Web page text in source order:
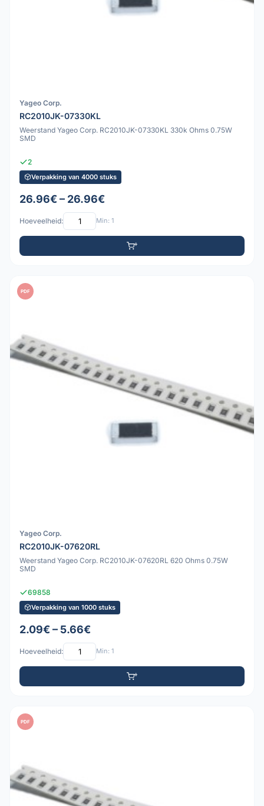
Yageo Corp.
RC2010JK-07330KL
Weerstand Yageo Corp. RC2010JK-07330KL 330k Ohms 0.75W
SMD
2
Verpakking van 4000 stuks
26.96€ – 26.96€
Hoeveelheid: Min: 1
PDF
Yageo Corp.
RC2010JK-07620RL
Weerstand Yageo Corp. RC2010JK-07620RL 620 Ohms 0.75W
SMD
69858
Verpakking van 1000 stuks
2.09€ – 5.66€
Hoeveelheid: Min: 1
PDF